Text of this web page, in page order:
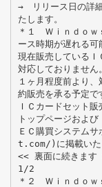
→ リリース日の詳
たします。
＊１ Ｗｉｎｄｏｗ
ース時期が遅れる可
現在販売しているＩ
対応しておりません
１ヶ月程度前より
約販売を承る予定で
ＩＣカードセット
トップページおよび
ＥＣ購買システ
t.com/)に掲載いた
<< 裏面に続きます
1/2
＊２ Ｗｉｎｄｏｗ